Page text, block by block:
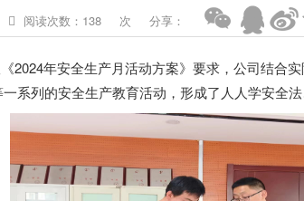
阅读次数： 138 次 分享：
2024年安全生产月活动方案》要求，公司结合
系列的安全生产教育活动，形成了人人学安全